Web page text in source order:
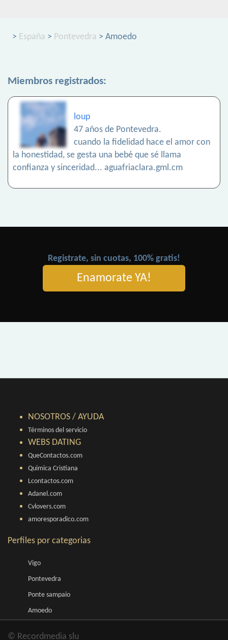
> España > Pontevedra > Amoedo
Miembros registrados:
loup
47 años de Pontevedra.
cuando la fidelidad hace el amor con
la honestidad, se gesta una bebé que sé llama
confianza y sinceridad... aguafriaclara.gml.cm
Registrate, sin cuotas, 100% gratis!
Enamorate YA!
NOSOTROS / AYUDA
Términos del servicio
WEBS DATING
QueContactos.com
Quimica Cristiana
Lcontactos.com
Adanel.com
Cvlovers.com
amoresporadico.com
Perfiles por categorias
Vigo
Pontevedra
Ponte sampaio
Amoedo
© Recordmedia slu